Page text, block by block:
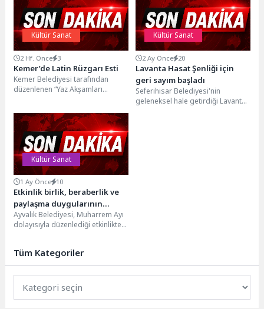
Kültür Sanat
2 Hf. Önce 3
Kemer’de Latin Rüzgarı Esti
Kemer Belediyesi tarafından
düzenlenen “Yaz Akşamları
Gecesi, vatandaşlara ve yerli-
yabancı...
Kültür Sanat
2 Ay Önce 20
Lavanta Hasat Şenliği için
geri sayım başladı
Seferihisar Belediyesi'nin
geleneksel hale getirdiği Lavanta
Kültür Sanat
1 Ay Önce 10
Etkinlik birlik, beraberlik ve
paylaşma duygularının
pekiştiği anlamlı bir
buluşmaya dönüştü.
Ayvalık Belediyesi, Muharrem Ayı
dolayısıyla düzenlediği etkinlikte
Etkinliğe...
Tüm Kategoriler